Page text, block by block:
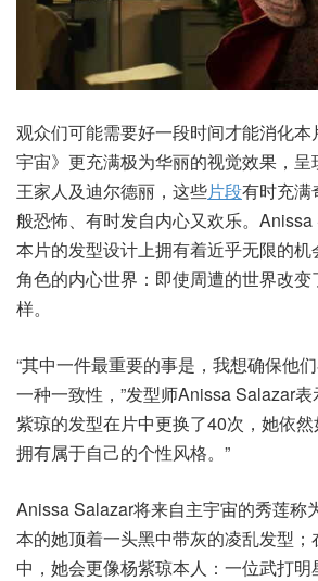
观众们可能需要好一段时间才能消化
宇宙》更充满极为华丽的视觉效果，
王家人及迪尔德丽，这些片段有时充满
般恐怖、有时发自内心又欢乐。
本片的发型设计上拥有着近乎无限的
角色的内心世界：即使周遭的世界改
样。
“其中一件最重要的事是，我想确保他
一种一致性，”发型师Anissa Salazar表
紫琼的发型在片中更换了40次，她依然
拥有属于自己的个性风格。”
Anissa Salazar将来自主宇宙的秀莲称
本的她顶着一头黑中带灰的凌乱发型
中，她会更像杨紫琼本人：一位武打